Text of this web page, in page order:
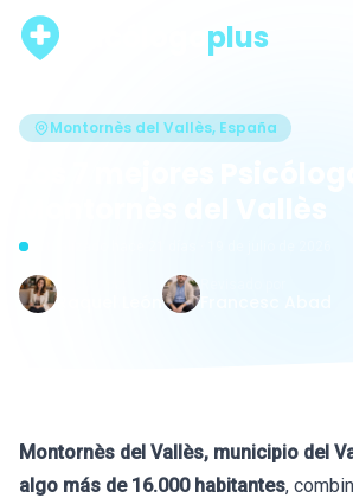
plus
Montornès del Vallès, España
Montornès del Vallès, municipio del
algo más de 16.000 habitantes,